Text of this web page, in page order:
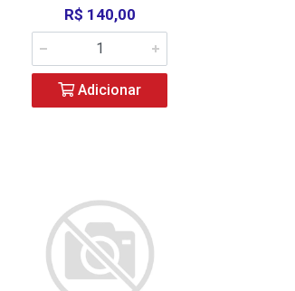
R$ 140,00
Adicionar